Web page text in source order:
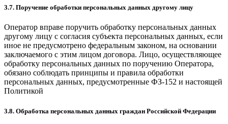
3.7. Поручение обработки персональных данных другому лицу
Оператор вправе поручить обработку персональных данных
другому лицу с согласия субъекта персональных данных, если
иное не предусмотрено федеральным законом, на основании
заключаемого с этим лицом договора. Лицо, осуществляющее
обработку персональных данных по поручению Оператора,
обязано соблюдать принципы и правила обработки
персональных данных, предусмотренные ФЗ-152 и настоящей
Политикой
3.8. Обработка персональных данных граждан Российской Федерации